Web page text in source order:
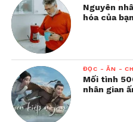
Nguyên
hóa của
ĐỌC - ĂN -
Mối tình
nhân gian